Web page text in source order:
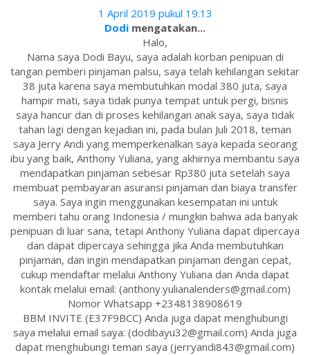
1 April 2019 pukul 19.13
Dodi mengatakan...
Halo,
Nama saya Dodi Bayu, saya adalah korban penipuan di
tangan pemberi pinjaman palsu, saya telah kehilangan sekitar
38 juta karena saya membutuhkan modal 380 juta, saya
hampir mati, saya tidak punya tempat untuk pergi, bisnis
saya hancur dan di proses kehilangan anak saya, saya tidak
tahan lagi dengan kejadian ini, pada bulan Juli 2018, teman
saya Jerry Andi yang memperkenalkan saya kepada seorang
ibu yang baik, Anthony Yuliana, yang akhirnya membantu saya
mendapatkan pinjaman sebesar Rp380 juta setelah saya
membuat pembayaran asuransi pinjaman dan biaya transfer
saya. Saya ingin menggunakan kesempatan ini untuk
memberi tahu orang Indonesia / mungkin bahwa ada banyak
penipuan di luar sana, tetapi Anthony Yuliana dapat dipercaya
dan dapat dipercaya sehingga jika Anda membutuhkan
pinjaman, dan ingin mendapatkan pinjaman dengan cepat,
cukup mendaftar melalui Anthony Yuliana dan Anda dapat
kontak melalui email: (anthony.yulianalenders@gmail.com)
Nomor Whatsapp +2348138908619
BBM INVITE (E37F9BCC) Anda juga dapat menghubungi
saya melalui email saya: (dodibayu32@gmail.com) Anda juga
dapat menghubungi teman saya (jerryandi843@gmail.com)